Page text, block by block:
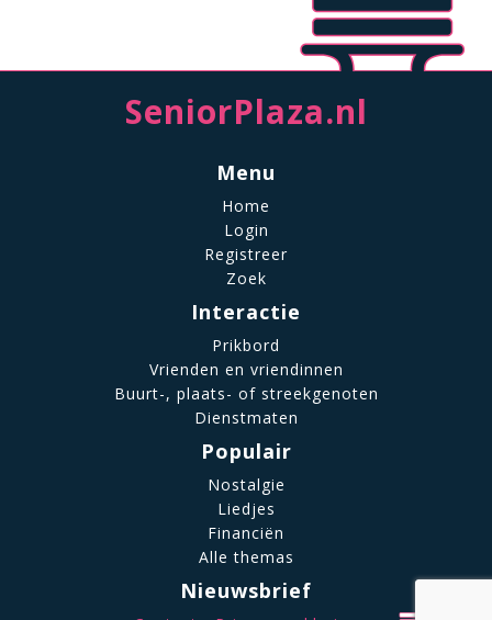
SeniorPlaza.nl
Menu
Home
Login
Registreer
Zoek
Interactie
Prikbord
Vrienden en vriendinnen
Buurt-, plaats- of streekgenoten
Dienstmaten
Populair
Nostalgie
Liedjes
Financiën
Alle themas
Nieuwsbrief